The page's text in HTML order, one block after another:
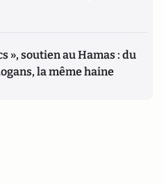
», soutien au Hamas : du
la même haine